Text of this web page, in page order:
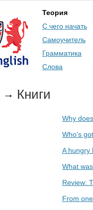
Теория
С чего начать
Самоучитель
Грамматика
Слова
→ Книги
Why
Who's
A hungry
What
Review:
From